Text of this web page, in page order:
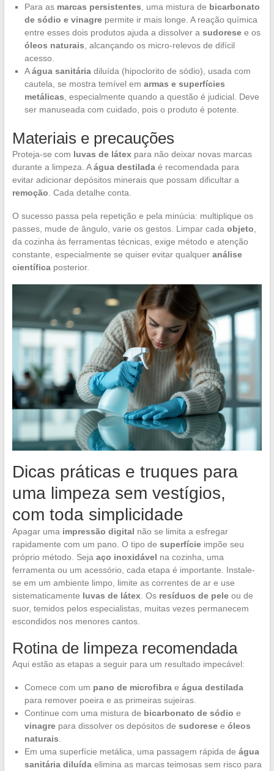
Para as marcas persistentes , uma mistura de bicarbonato
de sódio e vinagrepermite ir mais longe. A reação química
entre esses dois produtos ajuda a dissolver a sudoresee os
óleos naturais , alcançando os micro-relevos de difícil
acesso.
Aágua sanitáriadiluída (hipoclorito de sódio), usada com
cautela, se mostra temível em armas e superfícies
metálicas , especialmente quando a questão é judicial. Deve
ser manuseada com cuidado, pois o produto é potente.
Materiais e precauções
Proteja-se com luvas de látexpara não deixar novas marcas
durante a limpeza. Aágua destiladaé recomendada para
evitar adicionar depósitos minerais que possam dificultar a
remoção . Cada detalhe conta.
O sucesso passa pela repetição e pela minúcia: multiplique os
passes, mude de ângulo, varie os gestos. Limpar cada objeto
da cozinha às ferramentas técnicas, exige método e atenção
constante, especialmente se quiser evitar qualquer análise
científicaposterior.
Dicas práticas e truques para
uma limpeza sem vestígios,
com toda simplicidade
Apagar uma impressão digital não se limita a esfregar
rapidamente com um pano. O tipo de superfícieimpõe seu
próprio método. Seja aço inoxidável na cozinha, uma
ferramenta ou um acessório, cada etapa é importante. Instale-
se em um ambiente limpo, limite as correntes de ar e use
sistematicamente luvas de látex. Os resíduos de peleou de
suor, temidos pelos especialistas, muitas vezes permanecem
escondidos nos menores cantos.
Rotina de limpeza recomendada
Aqui estão as etapas a seguir para um resultado impecável:
Comece com um pano de microfibrae água destilada
para remover poeira e as primeiras sujeiras.
Continue com uma mistura de bicarbonato de sódio e
vinagrepara dissolver os depósitos de sudoresee óleos
naturais
Em uma superfície metálica, uma passagem rápida de água
sanitária diluídaelimina as marcas teimosas sem risco para